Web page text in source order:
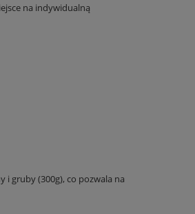
na indywidualną
i gruby (300g), co pozwala na